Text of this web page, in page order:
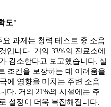
도"
과제는 청력 테스트 중 소음
입니다. 거의 33%의 진료소에
감소한다고 보고했습니다. 실
조건을 보장하는 데 어려움을
에 영향을 미치는 주변 소음
다. 거의 21%의 시설에는 추
설정이 더욱 복잡해집니다.